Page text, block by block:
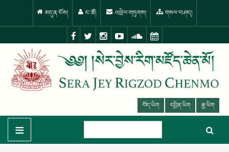
མདུན་ངོས། ང་ཚོ། འབྲེལ་གཏུགས། གསལ་བཤད།
བོད་ཡིག དབྱིན་ཡིག རྒྱ་ཡིག
≡